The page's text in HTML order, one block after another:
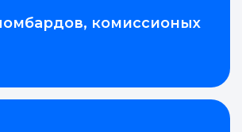
комиссионых